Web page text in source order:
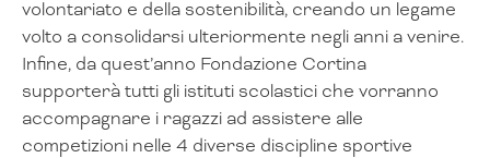
volontariato e della sostenibilità, creando un legame
volto a consolidarsi ulteriormente negli anni a venire.
Infine, da quest’anno Fondazione Cortina
supporterà tutti gli istituti scolastici che vorranno
accompagnare i ragazzi ad assistere alle
competizioni nelle 4 diverse discipline sportive